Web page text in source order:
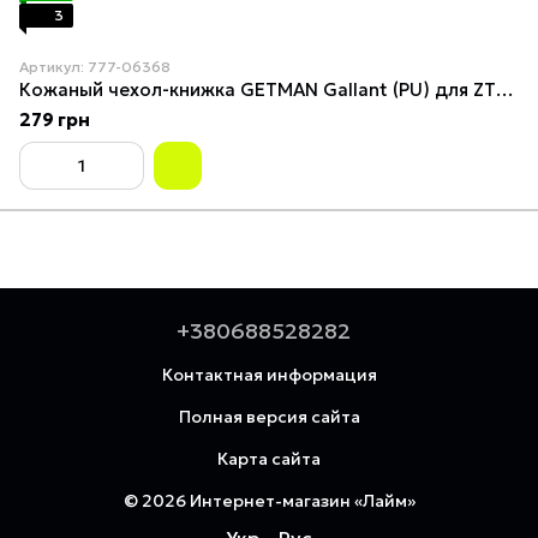
3
Артикул: 777-06368
Кожаный чехол-книжка GETMAN Gallant (PU) для ZTE Blade A72 Black
279 грн
+380688528282
Контактная информация
Полная версия сайта
Карта сайта
© 2026 Интернет-магазин «Лайм»